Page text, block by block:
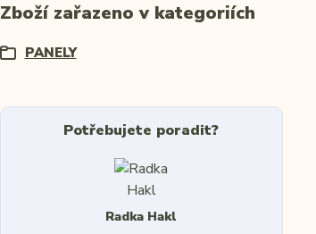
Zboží zařazeno v kategoriích
PANELY
Potřebujete poradit?
Radka Hakl